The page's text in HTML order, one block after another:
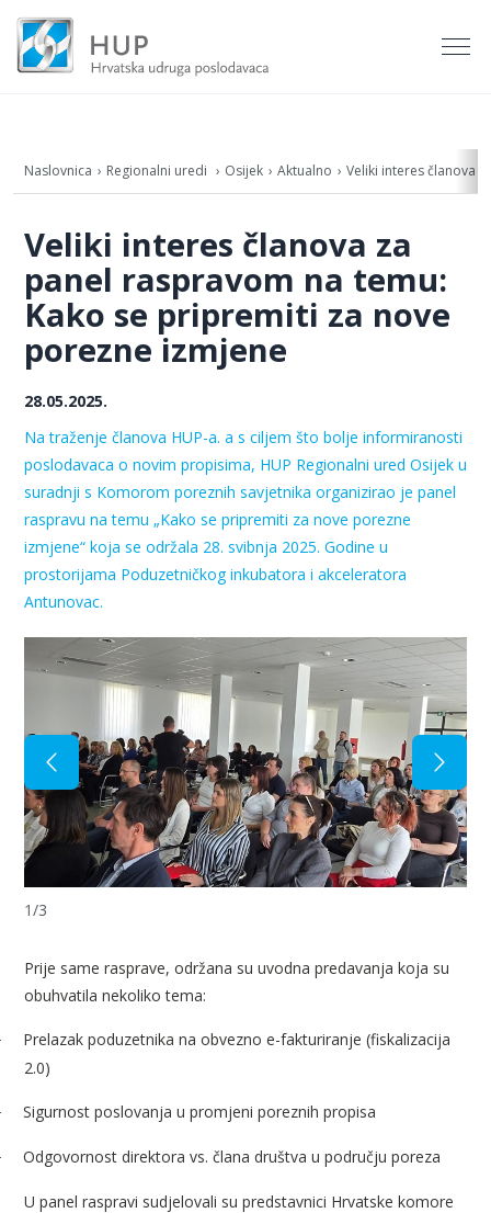
Naslovnica Regionalni uredi Osijek Aktualno Veliki interes članova
Veliki interes članova za
panel raspravom na temu:
Kako se pripremiti za nove
porezne izmjene
28.05.2025.
Na traženje članova HUP-a. a s ciljem što bolje informiranosti
poslodavaca o novim propisima, HUP Regionalni ured Osijek u
suradnji s Komorom poreznih savjetnika organizirao je panel
raspravu na temu „Kako se pripremiti za nove porezne
izmjene“ koja se održala 28. svibnja 2025. Godine u
prostorijama Poduzetničkog inkubatora i akceleratora
Antunovac.
1/3
Prije same rasprave, održana su uvodna predavanja koja su
obuhvatila nekoliko tema:
Prelazak poduzetnika na obvezno e-fakturiranje (fiskalizacija
2.0)
Sigurnost poslovanja u promjeni poreznih propisa
Odgovornost direktora vs. člana društva u području poreza
U panel raspravi sudjelovali su predstavnici Hrvatske komore